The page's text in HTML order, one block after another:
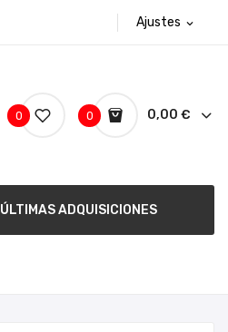
Ajustes expand_more
0 0,00 €
0
ÚLTIMAS ADQUISICIONES